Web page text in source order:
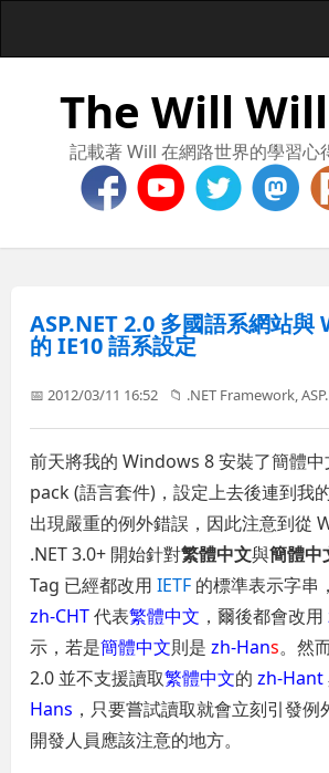
The Will
記載著 Will 在網路世界的學習心
ASP.NET 2.0 多國語系網站
的 IE10 語系設定
📅 2012/03/11 16:52 📁 .NET Framework ,
前天將我的 Windows 8 安裝了簡體
pack (語言套件)，設定上去後連到我
出現嚴重的例外錯誤，因此注意到從
.NET 3.0+ 開始針對繁體中文與簡體中
Tag 已經都改用IETF 的標準表示字串
zh-CHT代表繁體中文 ，爾後都會改用
示，若是簡體中文則是zh-Hans。然
2.0 並不支援讀取繁體中文的zh-Hant
Hans ，只要嘗試讀取就會立刻引發
開發人員應該注意的地方。